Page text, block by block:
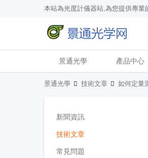
本站為光度計儀器站,為您提供專業
景通光學 產品中心
景通光學 技術文章 如何定量
新聞資訊
技術文章
常見問題